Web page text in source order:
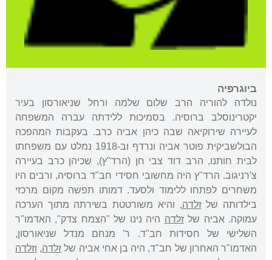
ביוגרפיה
נולדה להוריה הרב שלום שלמה ורחל שניאורסון בעיר
יקטרינוסלב ברוסיה. בסמיכות ללידתה עברה המשפחה
לעיירה שירוקיאה שבה כיהן אביה כרב. בעקבות המהפכה
הבולשביקית פוטר אביה ונרדף וב-1918 נמלט עם משפחתו
לבית חותנו, הרב דוד צבי חן (הרד"ץ), שכיהן כרב בעיירה
צ'רניגוב. הרד"ץ היה מחשובי חסידי חב"ד ברוסיה, ורבים היו
משחרים לפתחו ללימוד ולסעד. דמותו תפשה מקום מרכזי
בילדותה שלזלדה, והיא משורטטת בשירתה מתוך הערכה
עמוקה. אביה שלזלדה היה נינו של "הצמח צדק", האדמו"ר
השלישי של חסידות חב"ד. ר' מנחם מנדל שניאורסון,
האדמו"ר האחרון של חב"ד, היה בן אחי אביה של זלדה, וזלדה